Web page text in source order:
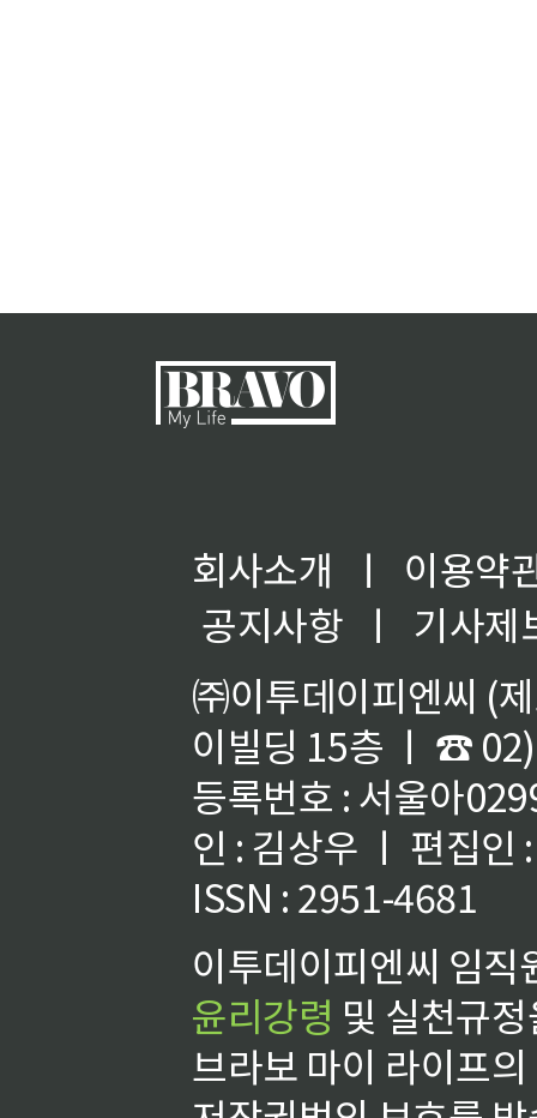
회사소개 ㅣ
이용약
공지사항
ㅣ
기사제
㈜이투데이피엔씨 (
이빌딩 15층 ㅣ ☎
등록번호 : 서울아
인 : 김상우 ㅣ 편집인
ISSN : 2951-4681
이투데이피엔씨 임
윤리강령 및 실천규
브라보 마이 라이프